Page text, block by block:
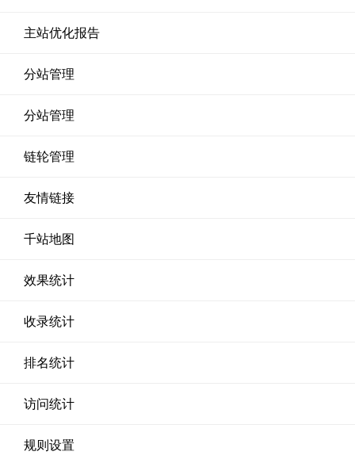
主站优化报告
分站管理
分站管理
链轮管理
友情链接
千站地图
效果统计
收录统计
排名统计
访问统计
规则设置